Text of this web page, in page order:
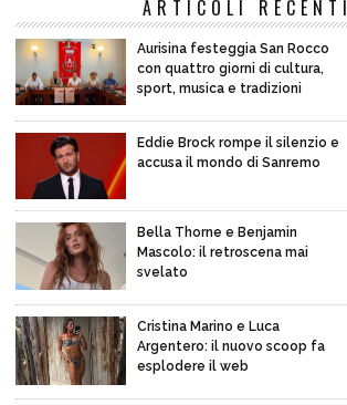
ARTICOLI RECENTI
Aurisina festeggia San Rocco
con quattro giorni di cultura,
sport, musica e tradizioni
Eddie Brock rompe il silenzio e
accusa il mondo di Sanremo
Bella Thorne e Benjamin
Mascolo: il retroscena mai
svelato
Cristina Marino e Luca
Argentero: il nuovo scoop fa
esplodere il web